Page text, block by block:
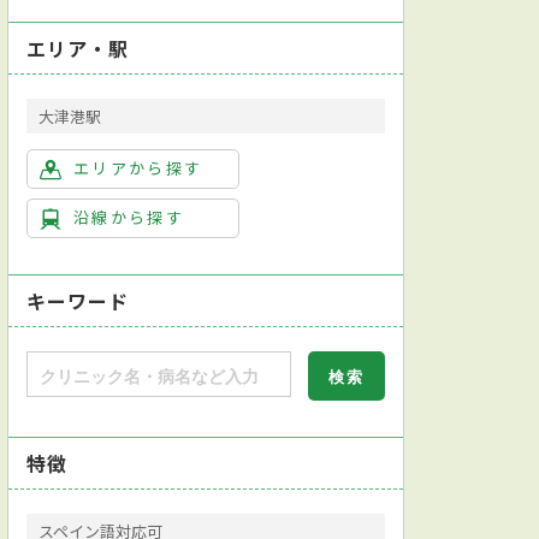
エリア・駅
大津港駅
エリアから探す
沿線から探す
キーワード
特徴
スペイン語対応可